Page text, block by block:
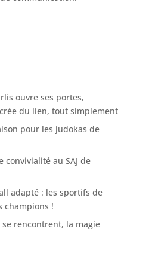
ouvre ses portes,
du lien, tout simplement
pour les judokas de
convivialité au SAJ de
adapté : les sportifs de
champions !
rencontrent, la magie